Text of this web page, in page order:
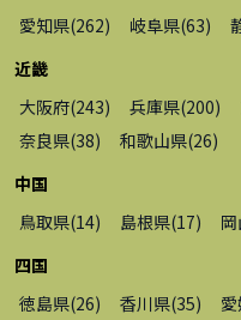
愛知県(262) 岐阜県(63)
近畿
大阪府(243) 兵庫県(200)
奈良県(38) 和歌山県(26)
中国
鳥取県(14) 島根県(17)
四国
徳島県(26) 香川県(35)